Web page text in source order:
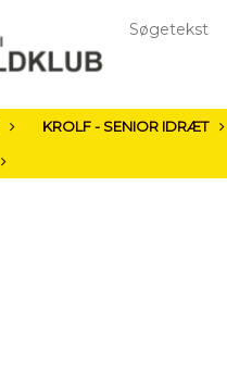
KROLF - SENIOR IDRÆT